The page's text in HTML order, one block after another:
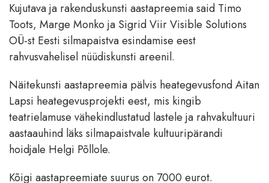
Kujutava ja rakenduskunsti aastapreemia said Timo
Toots, Marge Monko ja Sigrid Viir Visible Solutions
OÜ-st Eesti silmapaistva esindamise eest
rahvusvahelisel nüüdiskunsti areenil.
Näitekunsti aastapreemia pälvis heategevusfond Aitan
Lapsi heategevusprojekti eest, mis kingib
teatrielamuse vähekindlustatud lastele ja rahvakultuuri
aastaauhind läks silmapaistvale kultuuripärandi
hoidjale Helgi Põllole.
Kõigi aastapreemiate suurus on 7000 eurot.